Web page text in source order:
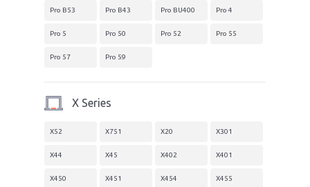
Pro B53 Pro B43 Pro BU400 Pro 4
Pro 5 Pro 50 Pro 52 Pro 55
Pro 57 Pro 59
X Series
X52 X751 X20 X301
X44 X45 X402 X401
X450 X451 X454 X455